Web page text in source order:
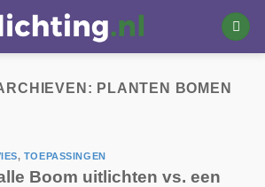
PLANTEN BOMEN
, TOEPASSINGEN
Boom uitlichten vs. een